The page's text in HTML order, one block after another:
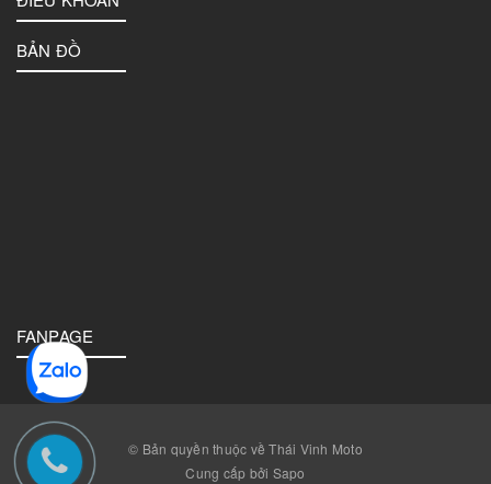
BẢN ĐỒ
FANPAGE
© Bản quyền thuộc về Thái Vinh Moto
Cung cấp bởi Sapo